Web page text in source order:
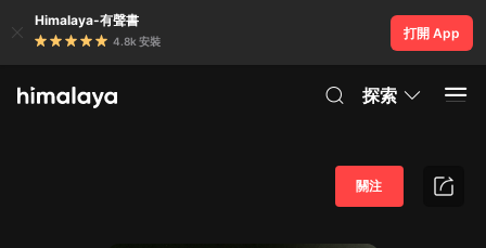
Himalaya-有聲書
4.8k 安裝
打開 App
探索
關注